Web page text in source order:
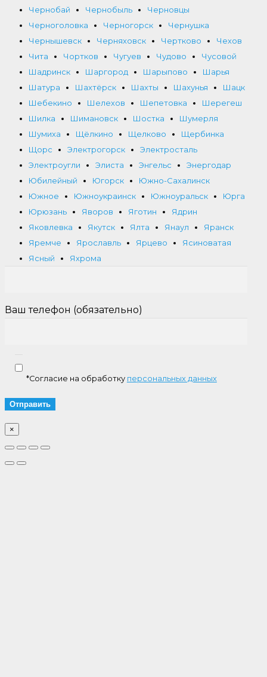
Чернобай
Чернобыль
Черновцы
Черноголовка
Черногорск
Чернушка
Чернышевск
Черняховск Чертково
Чехов
Чита
Чортков Чугуев Чудово
Чусовой
Шадринск
Шаргород Шарыпово
Шарья
Шатура
Шахтёрск Шахты Шахунья
Шацк
Шебекино
Шелехов Шепетовка
Шерегеш
Шилка
Шимановск Шостка
Шумерля
Шумиха
Щёлкино Щелково
Щербинка
Щорс
Электрогорск
Электросталь
Электроугли
Элиста Энгельс
Энергодар
Юбилейный
Югорск
Южно-Сахалинск
Южное
Южноукраинск Южноуральск
Юрга
Юрюзань
Яворов Яготин
Ядрин
Яковлевка
Якутск Ялта Янаул
Яранск
Яремче
Ярославль Ярцево
Ясиноватая
Ясный
Яхрома
Ваш телефон (обязательно)
*Согласие на обработку персональных данных
×